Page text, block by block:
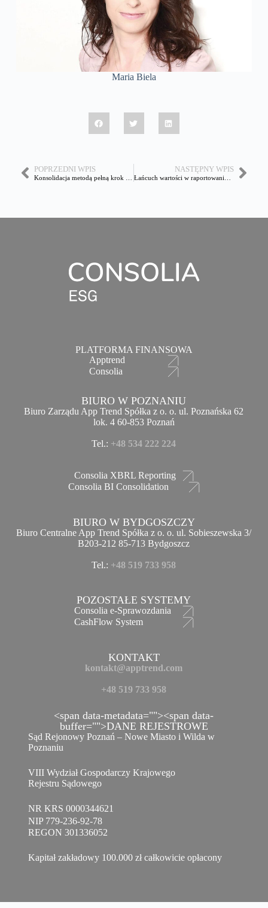
Maria Biela
POPRZEDNI WPIS NASTĘPNY WPIS
PLATFORMA FINANSOWA
Apptrend
Consolia
BIURO W POZNANIU
Biuro Zarządu App Trend Spółka z o. o. ul. Poznańska 62
lok. 4 60-853 Poznań
Tel.: +48 534 222 224
Consolia XBRL Reporting
Consolia BI Consolidation
BIURO W BYDGOSZCZY
Biuro Centralne App Trend Spółka z o. o. ul. Sobieszewska 3/
B203-212 85-713 Bydgoszcz
Tel.: +48 519 733 958
POZOSTAŁE SYSTEMY
Consolia e-Sprawozdania
CashFlow System
KONTAKT
kontakt@apptrend.com
+48 519 733 958
<span data-metadata=""><span data-
buffer="">DANE REJESTROWE
Sąd Rejonowy Poznań – Nowe Miasto i Wilda w
Poznaniu
VIII Wydział Gospodarczy Krajowego
Rejestru Sądowego
NR KRS 0000344621
NIP 779-236-92-78
REGON 301336052
Kapitał zakładowy 100.000 zł całkowicie opłacony